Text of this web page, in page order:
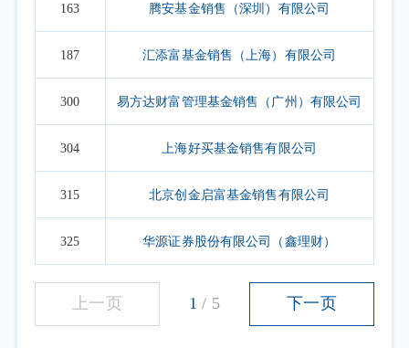
163 腾安基金销售（深圳）有限公司
187 汇添富基金销售（上海）有限公司
300 易方达财富管理基金销售（广州）有限公司
304 上海好买基金销售有限公司
315 北京创金启富基金销售有限公司
325 华源证券股份有限公司（鑫理财）
上一页 1 / 5 下一页